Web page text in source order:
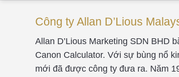
Công ty Allan D’Lious
Allan D’Lious Marketing SDN BHD
Canon Calculator. Với sự bùng nổ
mới đã được công ty đưa ra. Năm